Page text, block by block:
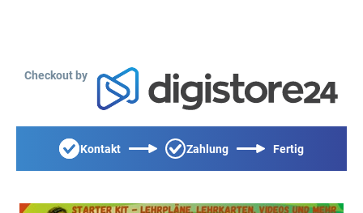
Checkout by
Kontakt Zahlung Fertig